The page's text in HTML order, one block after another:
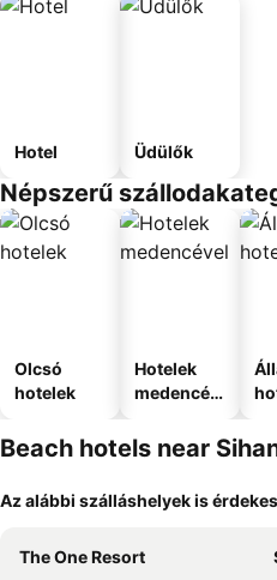
Hotel Üdülők
Népszerű
Olcsó
hotelek
Hotelek
medencév
Beach hotels near
Az alábbi szálláshelyek is
The One Resort